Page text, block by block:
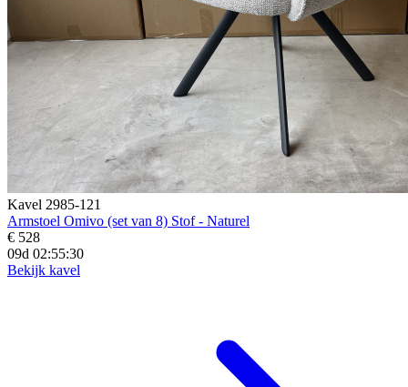
Kavel 2985-121
Armstoel Omivo (set van 8) Stof - Naturel
€ 528
09d 02:55:28
Bekijk kavel